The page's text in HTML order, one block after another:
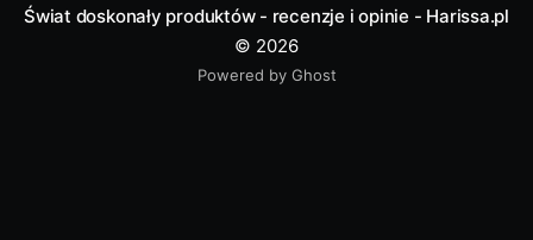
Świat doskonały produktów - recenzje i opinie - Harissa.pl
© 2026
Powered by Ghost